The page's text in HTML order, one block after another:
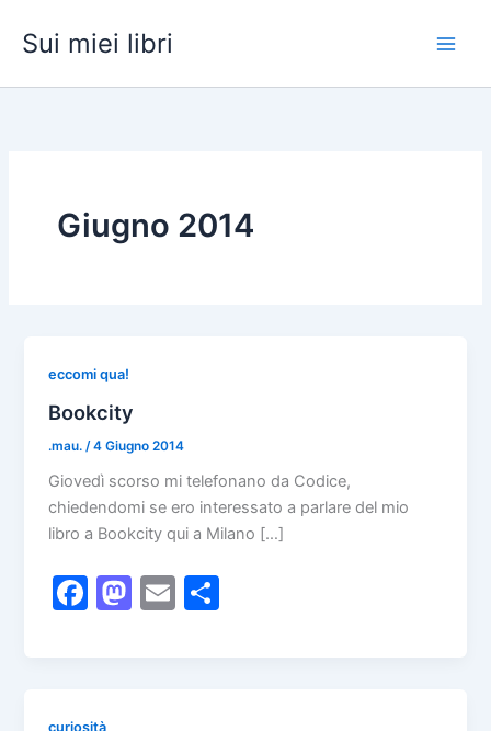
Sui miei libri
Giugno 2014
eccomi qua!
Bookcity
.mau. /4 Giugno 2014
Giovedì scorso mi telefonano da Codice,
chiedendomi se ero interessato a parlare del mio
libro a Bookcity qui a Milano […]
F
M E
curiosità